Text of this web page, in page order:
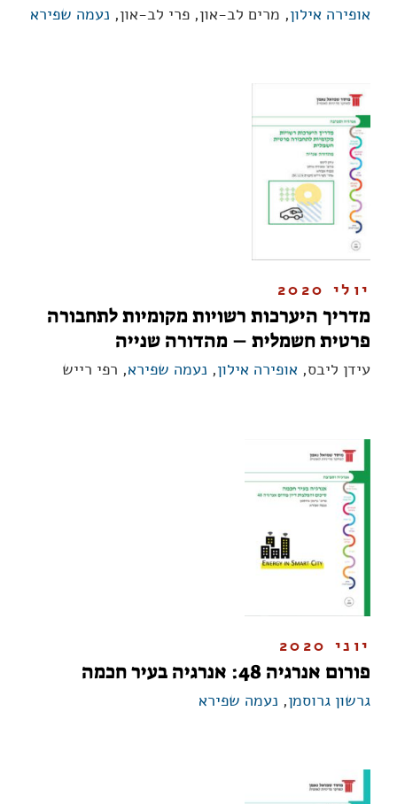
אופירה אילון, מרים לב-און, פרי לב-און, נעמה שפירא
יולי 2020
מדריך היערכות רשויות מקומיות לתחבורה
פרטית חשמלית – מהדורה שנייה
עידן ליבס, אופירה אילון, נעמה שפירא, רפי רייש
יוני 2020
פורום אנרגיה 48: אנרגיה בעיר חכמה
גרשון גרוסמן, נעמה שפירא